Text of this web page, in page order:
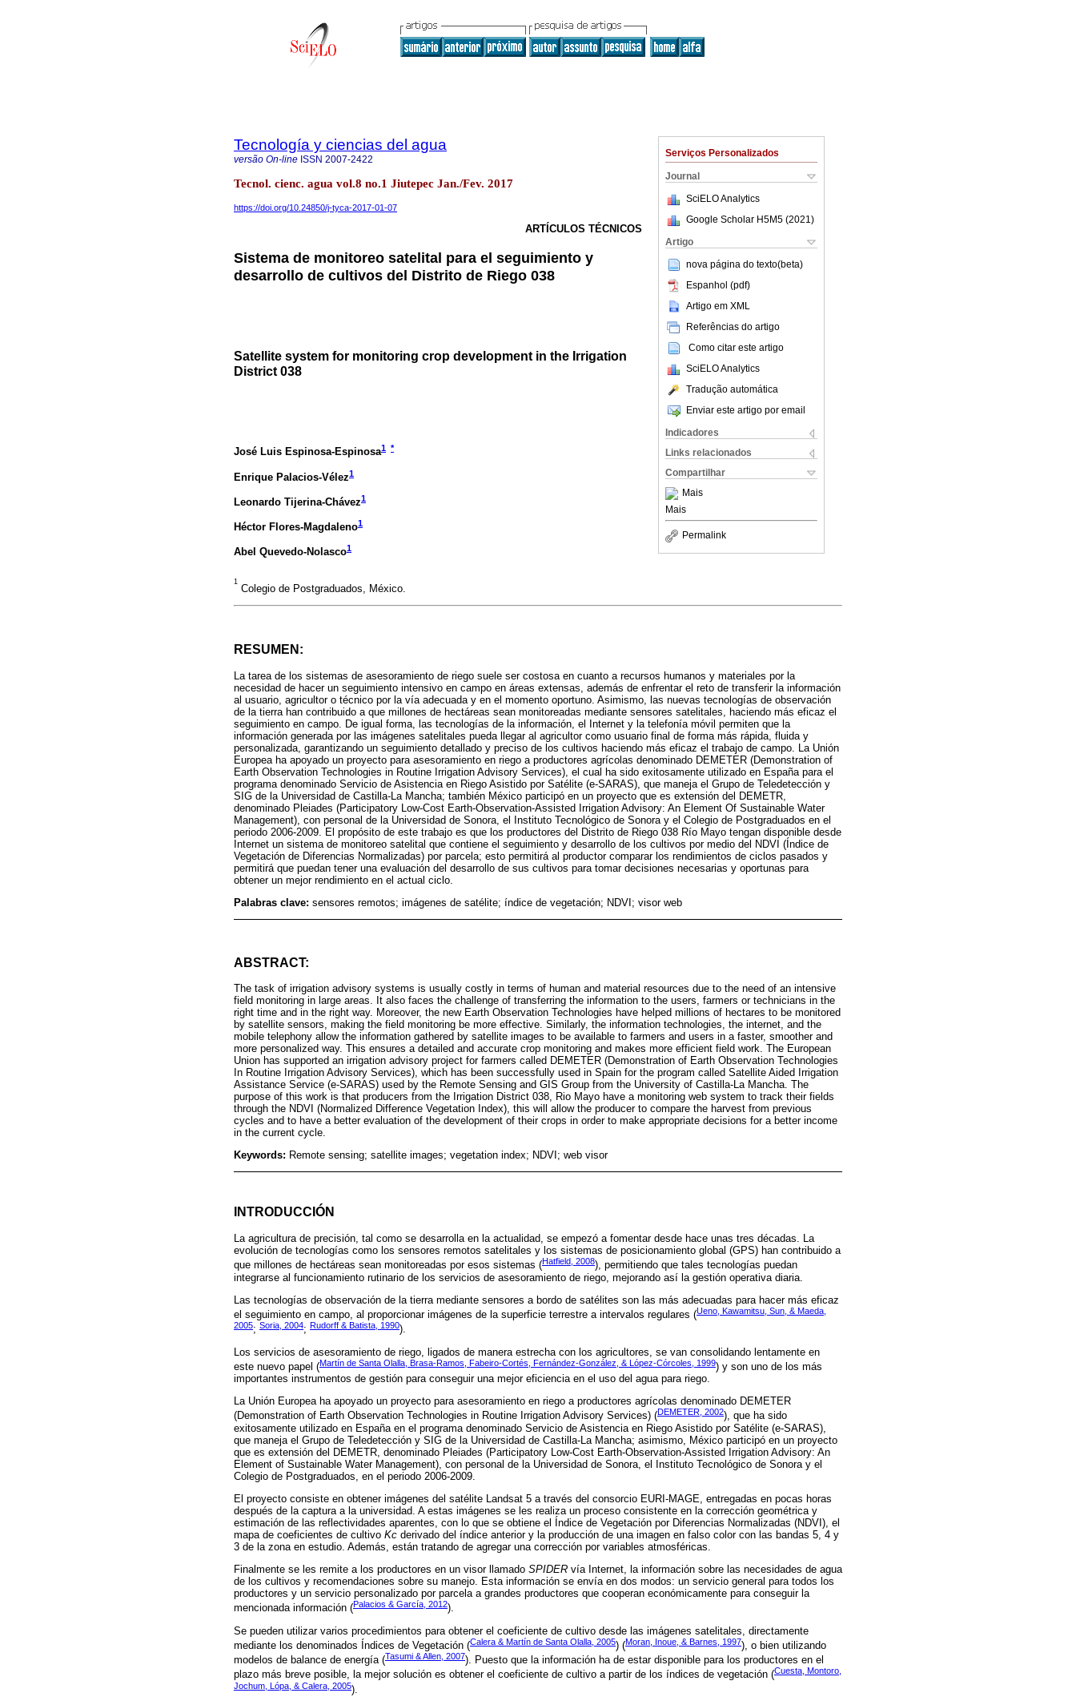
Serviços Personalizados
Journal
SciELO Analytics
Google Scholar H5M5 (2021 )
Artigo
nova página do texto(beta)
Espanhol (pdf)
Artigo em XML
Referências do artigo
Como citar este artigo
SciELO Analytics
Tradução automática
Enviar este artigo por email
Indicadores
Links relacionados
Compartilhar
Mais
Mais
Permalink
Tecnología y ciencias del agua
versão On-line ISSN 2007-2422
Tecnol. cienc. agua vol.8 no.1 Jiutepec Jan./Fev. 2017
https://doi.org/10.24850/j-tyca-2017-01-07
ARTÍCULOS TÉCNICOS
Sistema de monitoreo satelital para el seguimiento y
desarrollo de cultivos del Distrito de Riego 038
Satellite system for monitoring crop development in the Irrigation
District 038
José Luis Espinosa-Espinosa1 *
Enrique Palacios-Vélez1
Leonardo Tijerina-Chávez1
Héctor Flores-Magdaleno1
Abel Quevedo-Nolasco1
1
Colegio de Postgraduados, México.
RESUMEN:
La tarea de los sistemas de asesoramiento de riego suele ser costosa en cuanto a recursos humanos y materiales por la
necesidad de hacer un seguimiento intensivo en campo en áreas extensas, además de enfrentar el reto de transferir la información
al usuario, agricultor o técnico por la vía adecuada y en el momento oportuno. Asimismo, las nuevas tecnologías de observación
de la tierra han contribuido a que millones de hectáreas sean monitoreadas mediante sensores satelitales, haciendo más eficaz el
seguimiento en campo. De igual forma, las tecnologías de la información, el Internet y la telefonía móvil permiten que la
información generada por las imágenes satelitales pueda llegar al agricultor como usuario final de forma más rápida, fluida y
personalizada, garantizando un seguimiento detallado y preciso de los cultivos haciendo más eficaz el trabajo de campo. La Unión
Europea ha apoyado un proyecto para asesoramiento en riego a productores agrícolas denominado DEMETER (Demonstration of
Earth Observation Technologies in Routine Irrigation Advisory Services), el cual ha sido exitosamente utilizado en España para el
programa denominado Servicio de Asistencia en Riego Asistido por Satélite (e-SARAS), que maneja el Grupo de Teledetección y
SIG de la Universidad de Castilla-La Mancha; también México participó en un proyecto que es extensión del DEMETR,
denominado Pleiades (Participatory Low-Cost Earth-Observation-Assisted Irrigation Advisory: An Element Of Sustainable Water
Management), con personal de la Universidad de Sonora, el Instituto Tecnológico de Sonora y el Colegio de Postgraduados en el
periodo 2006-2009. El propósito de este trabajo es que los productores del Distrito de Riego 038 Río Mayo tengan disponible desde
Internet un sistema de monitoreo satelital que contiene el seguimiento y desarrollo de los cultivos por medio del NDVI (Índice de
Vegetación de Diferencias Normalizadas) por parcela; esto permitirá al productor comparar los rendimientos de ciclos pasados y
permitirá que puedan tener una evaluación del desarrollo de sus cultivos para tomar decisiones necesarias y oportunas para
obtener un mejor rendimiento en el actual ciclo.
Palabras clave: sensores remotos; imágenes de satélite; índice de vegetación; NDVI; visor web
ABSTRACT:
The task of irrigation advisory systems is usually costly in terms of human and material resources due to the need of an intensive
field monitoring in large areas. It also faces the challenge of transferring the information to the users, farmers or technicians in the
right time and in the right way. Moreover, the new Earth Observation Technologies have helped millions of hectares to be monitored
by satellite sensors, making the field monitoring be more effective. Similarly, the information technologies, the internet, and the
mobile telephony allow the information gathered by satellite images to be available to farmers and users in a faster, smoother and
more personalized way. This ensures a detailed and accurate crop monitoring and makes more efficient field work. The European
Union has supported an irrigation advisory project for farmers called DEMETER (Demonstration of Earth Observation Technologies
In Routine Irrigation Advisory Services), which has been successfully used in Spain for the program called Satellite Aided Irrigation
Assistance Service (e-SARAS) used by the Remote Sensing and GIS Group from the University of Castilla-La Mancha. The
purpose of this work is that producers from the Irrigation District 038, Rio Mayo have a monitoring web system to track their fields
through the NDVI (Normalized Difference Vegetation Index), this will allow the producer to compare the harvest from previous
cycles and to have a better evaluation of the development of their crops in order to make appropriate decisions for a better income
in the current cycle.
Keywords: Remote sensing; satellite images; vegetation index; NDVI; web visor
INTRODUCCIÓN
La agricultura de precisión, tal como se desarrolla en la actualidad, se empezó a fomentar desde hace unas tres décadas. La
evolución de tecnologías como los sensores remotos satelitales y los sistemas de posicionamiento global (GPS) han contribuido a
que millones de hectáreas sean monitoreadas por esos sistemas (Hatfield, 2008), permitiendo que tales tecnologías puedan
integrarse al funcionamiento rutinario de los servicios de asesoramiento de riego, mejorando así la gestión operativa diaria.
Las tecnologías de observación de la tierra mediante sensores a bordo de satélites son las más adecuadas para hacer más eficaz
el seguimiento en campo, al proporcionar imágenes de la superficie terrestre a intervalos regulares (Ueno, Kawamitsu, Sun, & Maeda,
2005; Soria, 2004; Rudorff & Batista, 1990).
Los servicios de asesoramiento de riego, ligados de manera estrecha con los agricultores, se van consolidando lentamente en
este nuevo papel (Martín de Santa Olalla, Brasa-Ramos, Fabeiro-Cortés, Fernández-González, & López-Córcoles, 1999) y son uno de los más
importantes instrumentos de gestión para conseguir una mejor eficiencia en el uso del agua para riego.
La Unión Europea ha apoyado un proyecto para asesoramiento en riego a productores agrícolas denominado DEMETER
(Demonstration of Earth Observation Technologies in Routine Irrigation Advisory Services) (DEMETER, 2002), que ha sido
exitosamente utilizado en España en el programa denominado Servicio de Asistencia en Riego Asistido por Satélite (e-SARAS),
que maneja el Grupo de Teledetección y SIG de la Universidad de Castilla-La Mancha; asimismo, México participó en un proyecto
que es extensión del DEMETR, denominado Pleiades (Participatory Low-Cost Earth-Observation-Assisted Irrigation Advisory: An
Element of Sustainable Water Management), con personal de la Universidad de Sonora, el Instituto Tecnológico de Sonora y el
Colegio de Postgraduados, en el periodo 2006-2009.
El proyecto consiste en obtener imágenes del satélite Landsat 5 a través del consorcio EURI-MAGE, entregadas en pocas horas
después de la captura a la universidad. A estas imágenes se les realiza un proceso consistente en la corrección geométrica y
estimación de las reflectividades aparentes, con lo que se obtiene el Índice de Vegetación por Diferencias Normalizadas (NDVI), el
mapa de coeficientes de cultivo Kc derivado del índice anterior y la producción de una imagen en falso color con las bandas 5, 4 y
3 de la zona en estudio. Además, están tratando de agregar una corrección por variables atmosféricas.
Finalmente se les remite a los productores en un visor llamado SPIDER vía Internet, la información sobre las necesidades de agua
de los cultivos y recomendaciones sobre su manejo. Esta información se envía en dos modos: un servicio general para todos los
productores y un servicio personalizado por parcela a grandes productores que cooperan económicamente para conseguir la
mencionada información (Palacios & García, 2012).
Se pueden utilizar varios procedimientos para obtener el coeficiente de cultivo desde las imágenes satelitales, directamente
mediante los denominados Índices de Vegetación (Calera & Martín de Santa Olalla, 2005) (Moran, Inoue, & Barnes, 1997), o bien utilizando
modelos de balance de energía (Tasumi & Allen, 2007). Puesto que la información ha de estar disponible para los productores en el
plazo más breve posible, la mejor solución es obtener el coeficiente de cultivo a partir de los índices de vegetación (Cuesta, Montoro,
Jochum, Lópa, & Calera, 2005).